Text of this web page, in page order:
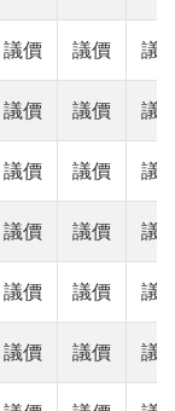
議價 議價 議
議價 議價 議
議價 議價 議
議價 議價 議
議價 議價 議
議價 議價 議